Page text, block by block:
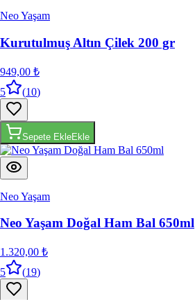
Neo Yaşam
Kurutulmuş Altın Çilek 200 gr
949,00 ₺
5
(10)
Sepete EkleEkle
Neo Yaşam
Neo Yaşam Doğal Ham Bal 650ml
1.320,00 ₺
5
(19)